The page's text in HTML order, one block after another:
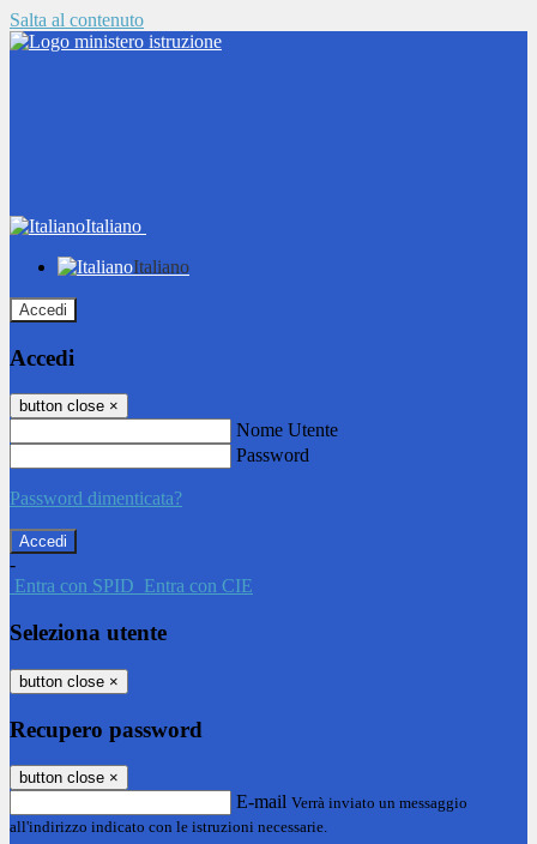
Salta al contenuto
Italiano
Italiano
Accedi
Accedi
button close ×
Nome Utente
Password
Password dimenticata?
-
Entra con SPID Entra con CIE
Seleziona utente
button close ×
Recupero password
button close ×
E-mail Verrà inviato un messaggio
all'indirizzo indicato con le istruzioni necessarie.